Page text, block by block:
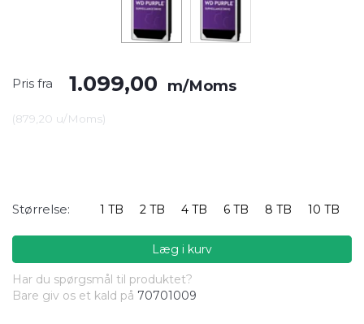
Pris fra 1.099,00 m/Moms
(879,20 u/Moms)
Størrelse: 1 TB 2 TB 4 TB 6 TB 8 TB 10 TB
Læg i kurv
Har du spørgsmål til produktet?
Bare giv os et kald på 70701009